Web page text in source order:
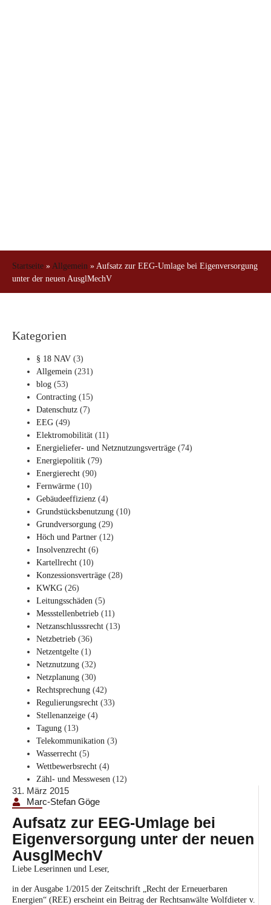
Startseite » Allgemein » Aufsatz zur EEG-Umlage bei Eigenversorgung
unter der neuen AusglMechV
31. März 2015
Marc-Stefan Göge
Aufsatz zur EEG-Umlage bei
Eigenversorgung unter der neuen
AusglMechV
Liebe Leserinnen und Leser,
in der Ausgabe 1/2015 der Zeitschrift „Recht der Erneuerbaren
Energien“ (REE) erscheint ein Beitrag der Rechtsanwälte Wolfdieter v.
Kategorien
§ 18 NAV (3)
Allgemein (231)
blog (53)
Contracting (15)
Datenschutz (7)
EEG (49)
Elektromobilität (11)
Energieliefer- und Netznutzungsverträge (74)
Energiepolitik (79)
Energierecht (90)
Fernwärme (10)
Gebäudeeffizienz (4)
Grundstücksbenutzung (10)
Grundversorgung (29)
Höch und Partner (12)
Insolvenzrecht (6)
Kartellrecht (10)
Konzessionsverträge (28)
KWKG (26)
Leitungsschäden (5)
Messstellenbetrieb (11)
Netzanschlusssrecht (13)
Netzbetrieb (36)
Netzentgelte (1)
Netznutzung (32)
Netzplanung (30)
Rechtsprechung (42)
Regulierungsrecht (33)
Stellenanzeige (4)
Tagung (13)
Telekommunikation (3)
Wasserrecht (5)
Wettbewerbsrecht (4)
Zähl- und Messwesen (12)